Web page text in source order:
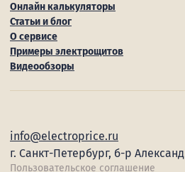
Онлайн калькуляторы
Статьи и блог
О сервисе
Примеры электрощитов
Видеообзоры
info@electroprice.ru
г. Санкт-Петербург, б-р
Пользовательское соглашение